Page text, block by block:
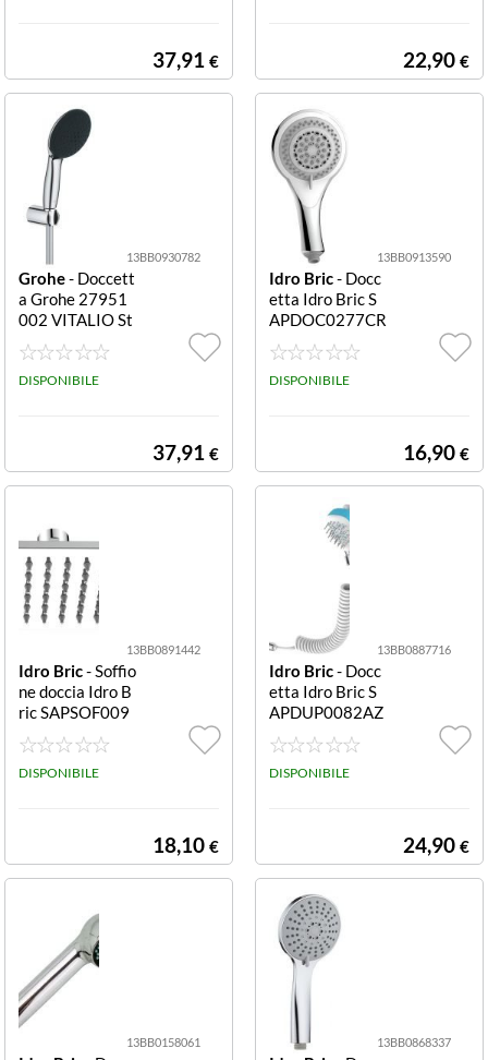
37,91 € 22,90 €
13BB0930782
Grohe- Doccett
a Grohe 27951
002 VITALIO St
art 110 2F Cro
mo lucido Start
110 2F
DISPONIBILE
37,91 €
13BB0913590
Idro Bric- Docc
etta Idro Bric S
APDOC0277CR
Menelao Cromo
Menelao
DISPONIBILE
16,90 €
13BB0891442
Idro Bric- Soffio
ne doccia Idro B
ric SAPSOF009
9AC Atene 1F s
nodabile Cromo
Atene 1F snoda
DISPONIBILE
18,10 €
13BB0887716
Idro Bric- Docc
etta Idro Bric S
APDUP0082AZ
Duplex Lucky 2
F con tubo 200 c
m Bianco Duple
DISPONIBILE
24,90 €
13BB0158061 13BB0868337